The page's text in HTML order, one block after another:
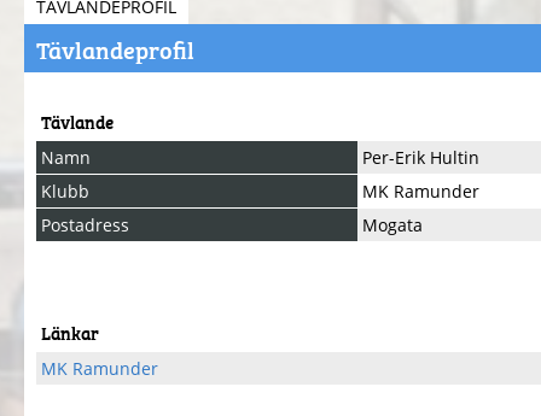
TÄVLANDEPROFIL
Tävlandeprofil
Tävlande
Namn
Per-Erik Hultin
Klubb
MK Ramunder
Postadress
Mogata
Länkar
MK Ramunder